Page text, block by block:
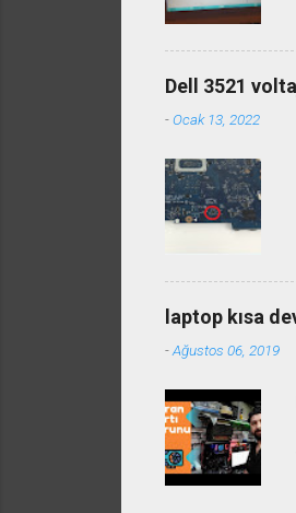
Dell 3521
-Ocak 13, 2022
laptop kısa
-Ağustos 06, 2019